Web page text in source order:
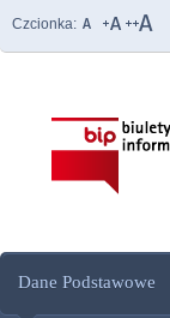
Czcionka:
Dane Podstawowe